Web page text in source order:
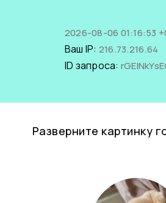
2026-08-06 01:16:53
Ваш IP: 216.73.216.64
ID запроса:
Разверните картинку